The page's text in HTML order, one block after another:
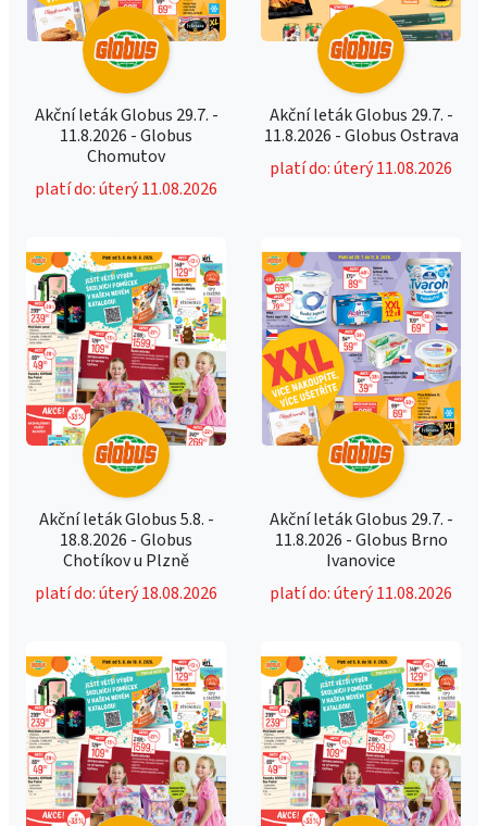
Akční leták Globus 29.7. -
11.8.2026 - Globus
Chomutov
platí do: úterý 11.08.2026
Akční leták Globus 29.7. -
11.8.2026 - Globus Ostrava
platí do: úterý 11.08.2026
Akční leták Globus 5.8. -
18.8.2026 - Globus
Chotíkov u Plzně
platí do: úterý 18.08.2026
Akční leták Globus 29.7. -
11.8.2026 - Globus Brno
Ivanovice
platí do: úterý 11.08.2026